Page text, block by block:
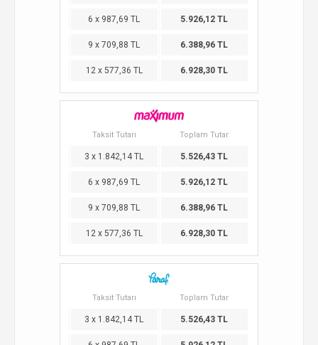
6 x 987,69 TL 5.926,12 TL
9 x 709,88 TL 6.388,96 TL
12 x 577,36 TL 6.928,30 TL
Taksit Tutarı Toplam Tutar
3 x 1.842,14 TL 5.526,43 TL
6 x 987,69 TL 5.926,12 TL
9 x 709,88 TL 6.388,96 TL
12 x 577,36 TL 6.928,30 TL
Taksit Tutarı Toplam Tutar
3 x 1.842,14 TL 5.526,43 TL